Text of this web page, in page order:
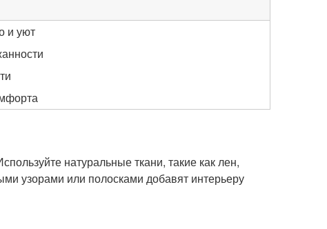
и уют
натуральные ткани, такие как лен,
узорами или полосками добавят интерьеру